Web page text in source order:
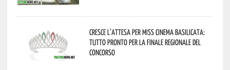
Cresce l’attesa per Miss Cinema Basilicata:
tutto pronto per la finale regionale del
concorso